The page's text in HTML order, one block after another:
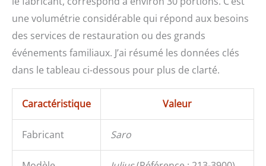
une volumétrie considérable qui répond aux besoins
des services de restauration ou des grands
événements familiaux. J’ai résumé les données clés
dans le tableau ci-dessous pour plus de clarté.
Caractéristique Valeur
Fabricant Saro